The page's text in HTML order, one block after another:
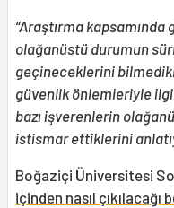
“Araştırma
olağanüstü durumun
geçineceklerini
güvenlik önlemleriyle
bazı işverenlerin
istismar ettiklerini
Boğaziçi Üniversitesi
içinden nasıl çıkılacağı